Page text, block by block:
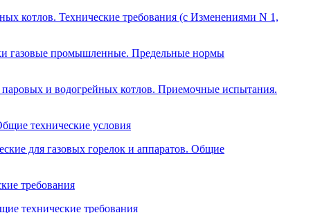
котлов. Технические требования (с Изменениями N 1,
газовые промышленные. Предельные нормы
и водогрейных котлов. Приемочные испытания.
технические условия
для газовых горелок и аппаратов. Общие
требования
технические требования